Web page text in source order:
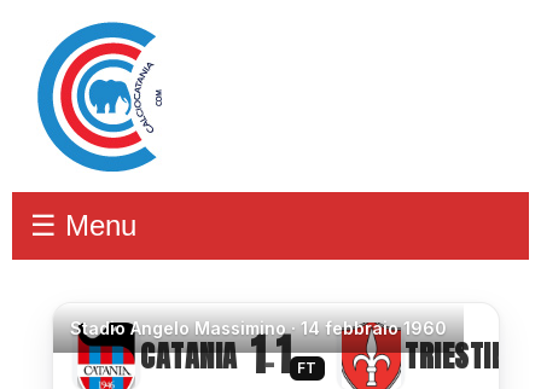
☰ Menu
StadioAngelo Massimino ·14 febbraio 1960
CATANIA 1–1 FT TRIESTINA